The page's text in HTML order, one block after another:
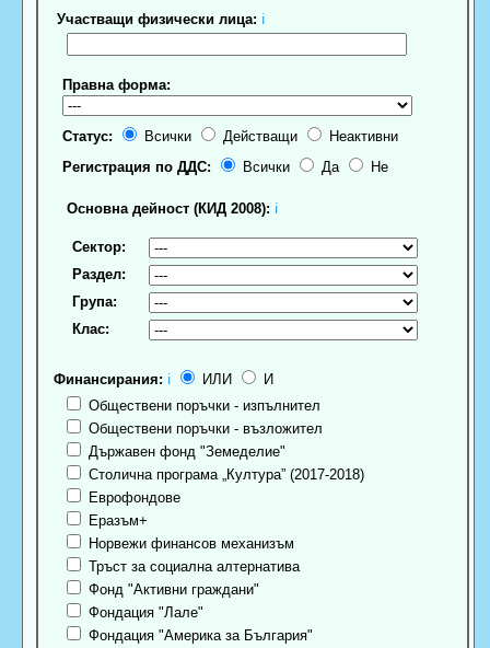
Участващи физически лица: ℹ
Правна форма:
Статус: Всички Действащи
Неактивни
Регистрация по ДДС:
Всички Да Не
Основна дейност (КИД 2008): ℹ
Сектор:
Раздел:
Група:
Клас:
Финансирания: ℹ ИЛИ
И
Обществени поръчки - изпълнител
Обществени поръчки - възложител
Държавен фонд "Земеделие"
Столична програма „Култура” (2017-2018)
Еврофондове
Еразъм+
Норвежи финансов механизъм
Тръст за социална алтернатива
Фонд "Активни граждани"
Фондация "Лале"
Фондация "Америка за България"